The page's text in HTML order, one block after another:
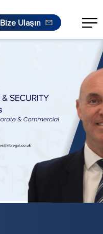
Bize Ulaşın